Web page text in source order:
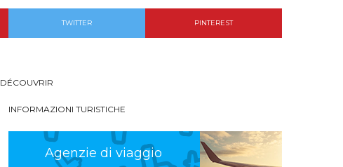
TWITTER PINTEREST
DÉCOUVRIR
INFORMAZIONI TURISTICHE
Agenzie di viaggio